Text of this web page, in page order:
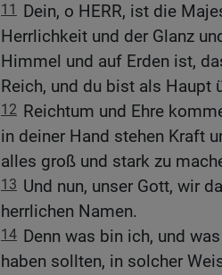
11
Dein, o HERR, ist die
Herrlichkeit und der Glanz
Himmel und auf Erden ist,
Reich, und du bist als Haupt
12 Reichtum und Ehre
in deiner Hand stehen Kraft
alles groß und stark zu
13 Und nun, unser Gott, wir
herrlichen Namen.
14 Denn was bin ich, und
haben sollten, in solcher